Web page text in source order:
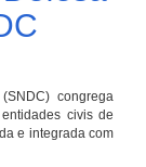
congrega
civis de
e integrada com